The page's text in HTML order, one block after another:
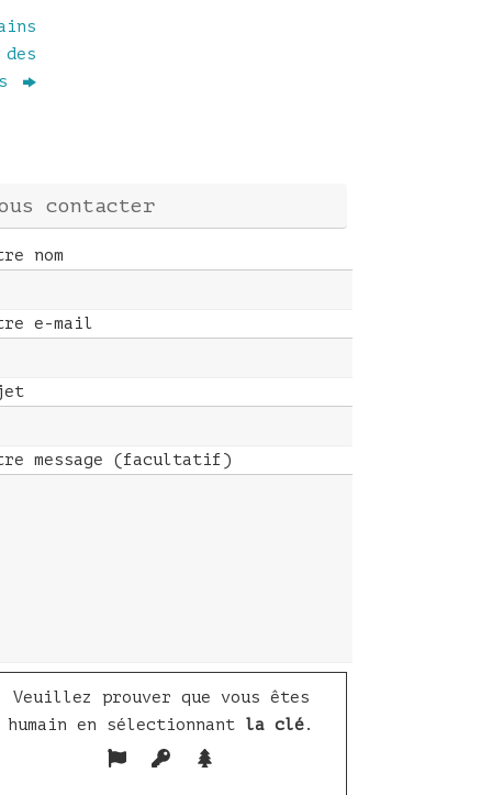
contacter
nom
e-mail
message (facultatif)
Veuillez prouver que vous êtes
humain en sélectionnant la clé.